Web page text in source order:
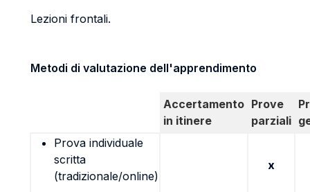
Lezioni frontali.
Metodi di valutazione dell'apprendimento
Accertamento
in itinere
Prove
parziali
Prova individuale
scritta
(tradizionale/online)
x